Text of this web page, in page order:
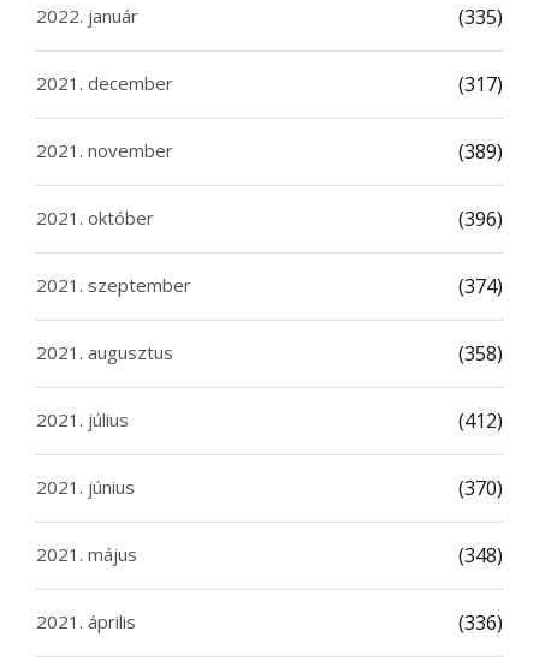
2022. január (335)
2021. december (317)
2021. november (389)
2021. október (396)
2021. szeptember (374)
2021. augusztus (358)
2021. július (412)
2021. június (370)
2021. május (348)
2021. április (336)